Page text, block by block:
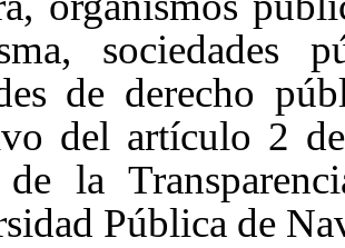
sociedades
de derecho
del artículo 2
la
Pública de